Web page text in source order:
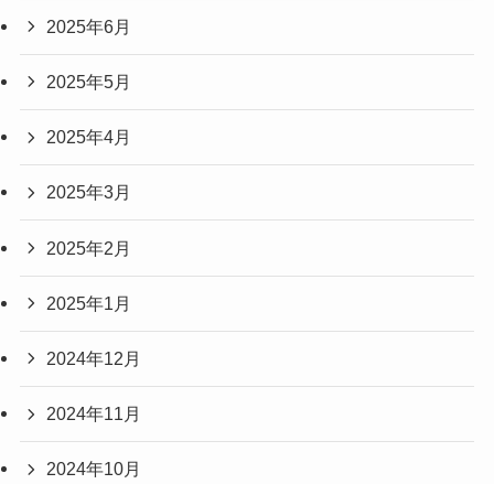
2025年6月
2025年5月
2025年4月
2025年3月
2025年2月
2025年1月
2024年12月
2024年11月
2024年10月